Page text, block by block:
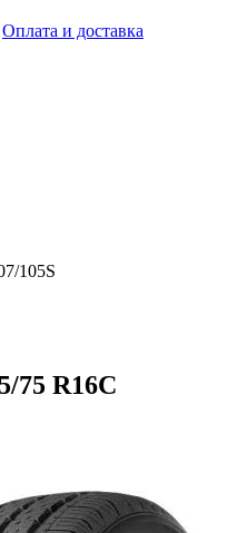
Оплата и доставка
105S
75 R16C